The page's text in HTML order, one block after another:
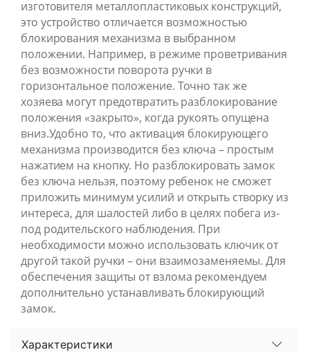
изготовителя металлопластиковых конструкций,
это устройство отличается возможностью
блокирования механизма в выбранном
положении. Например, в режиме проветривания
без возможности поворота ручки в
горизонтальное положение. Точно так же
хозяева могут предотвратить разблокирование
положения «закрыто», когда рукоять опущена
вниз.Удобно то, что активация блокирующего
механизма производится без ключа – простым
нажатием на кнопку. Но разблокировать замок
без ключа нельзя, поэтому ребенок не сможет
приложить минимум усилий и открыть створку из
интереса, для шалостей либо в целях побега из-
под родительского наблюдения. При
необходимости можно использовать ключик от
другой такой ручки – они взаимозаменяемы. Для
обеспечения защиты от взлома рекомендуем
дополнительно устанавливать блокирующий
замок.
Характеристики